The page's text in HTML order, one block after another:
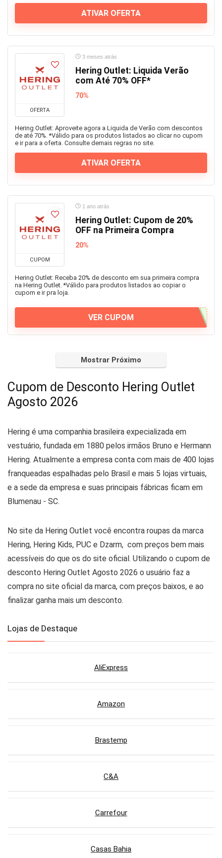
ATIVAR OFERTA
OFERTA
3 meses atrás
Hering Outlet: Liquida Verão
com Até 70% OFF*
70%
Hering Outlet: Aproveite agora a Liquida de Verão com descontos
de até 70%. *Válido para os produtos listados ao clicar no cupom
e ir para a oferta. Consulte demais regras no site.
ATIVAR OFERTA
CUPOM
1 ano atrás
Hering Outlet: Cupom de 20%
OFF na Primeira Compra
20%
Hering Outlet: Receba 20% de desconto em sua primeira compra
na Hering Outlet. *Válido para produtos listados ao copiar o
cupom e ir pra loja.
VER CUPOM
Mostrar Próximo
Cupom de Desconto Hering Outlet
Agosto 2026
Hering é uma companhia brasileira expecializada em
vestuário, fundada em 1880 pelos irmãos Bruno e Hermann
Hering. Atualmente a empresa conta com mais de 400 lojas
franqueadas espalhadas pelo Brasil e mais 5 lojas virtuais,
e a sede da empresa e suas principais fábricas ficam em
Blumenau - SC.
No site da Hering Outlet você encontra roupas da marca
Hering, Hering Kids, PUC e Dzarm, com preços bem mais
acessíveis do que os do site oficial. Utilizando o cupom de
desconto Hering Outlet Agosto 2026 o usuário faz a
compra no site oficial da marca, com preços baixos, e ao
finalizar ganha mais um desconto.
Lojas de Destaque
AliExpress
Amazon
Brastemp
C&A
Carrefour
Casas Bahia